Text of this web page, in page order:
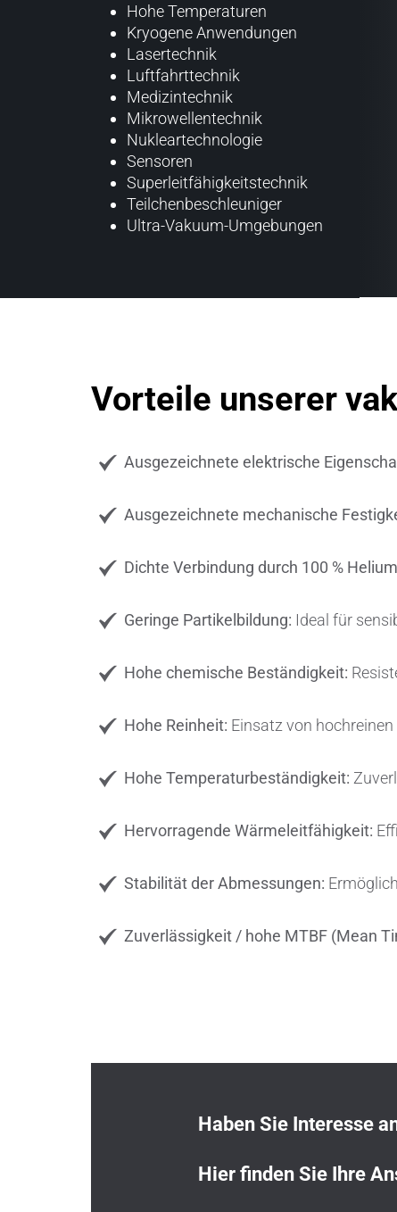
Hohe Temperaturen
Kryogene Anwendungen
Lasertechnik
Luftfahrttechnik
Medizintechnik
Mikrowellentechnik
Nukleartechnologie
Sensoren
Superleitfähigkeitstechnik
Teilchenbeschleuniger
Ultra-Vakuum-Umgebungen
Vorteile unserer
Ausgezeichnete elektrische
Ausgezeichnete mechanische
Dichte Verbindung durch 100 %
Geringe Partikelbildung: Ideal für
Hohe chemische Beständigkeit:
Hohe Reinheit: Einsatz von
Hohe Temperaturbeständigkeit:
Hervorragende Wärmeleitfähigkeit:
Stabilität der Abmessungen:
Zuverlässigkeit / hohe MTBF (Mean
Haben Sie Interesse
Hier finden Sie Ihre